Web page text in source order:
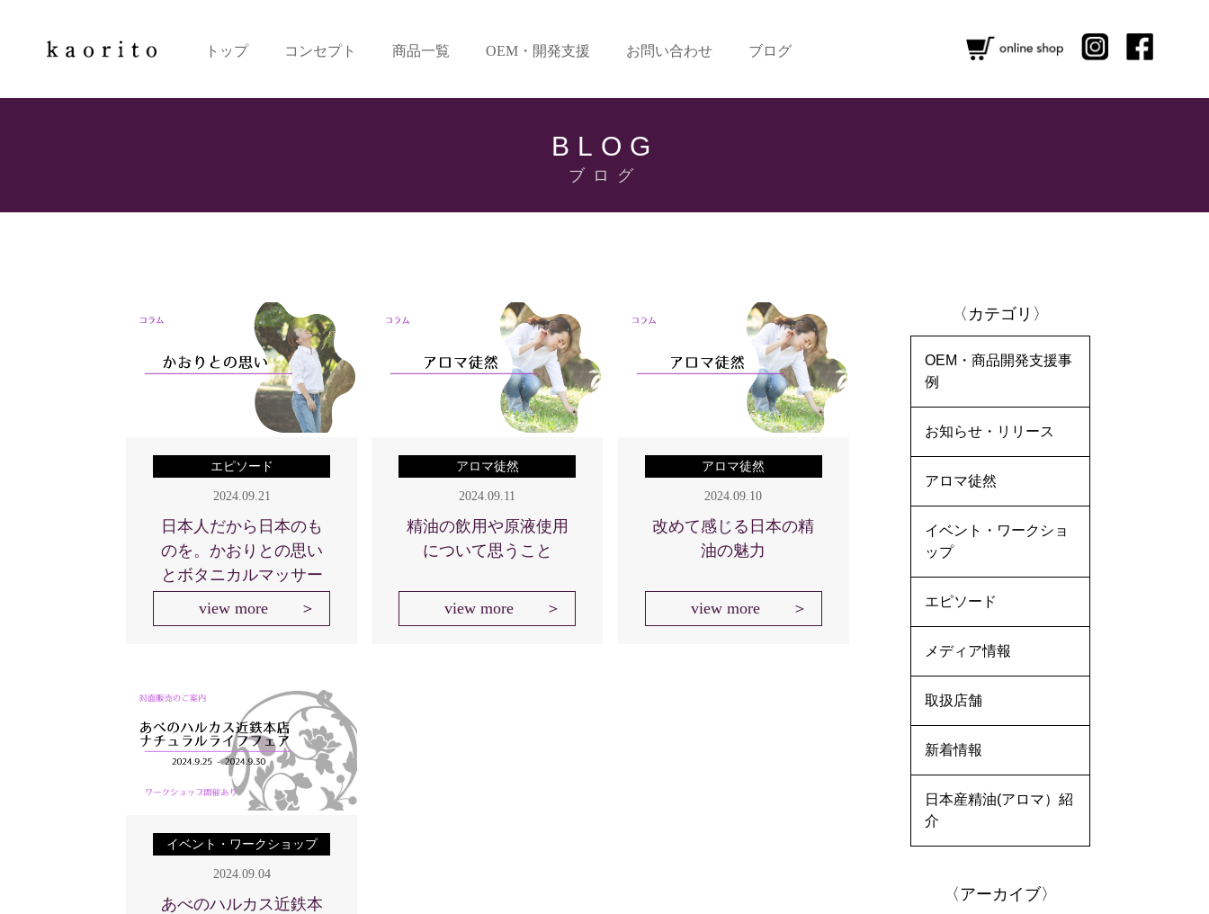
トップ コンセプト 商品一覧 OEM・開発支援 お問い合わせ ブログ
BLOG
ブログ
エピソード
2024.09.21
日本人だから日本のも
のを。かおりとの思い
とボタニカルマッサー
ジオイル
view more
アロマ徒然
2024.09.11
精油の飲用や原液使用
について思うこと
view more
アロマ徒然
2024.09.10
改めて感じる日本の精
油の魅力
view more
イベント・ワークショップ
2024.09.04
あべのハルカス近鉄本
〈カテゴリ〉
OEM・商品開発支援事
例
お知らせ・リリース
アロマ徒然
イベント・ワークショ
ップ
エピソード
メディア情報
取扱店舗
新着情報
日本産精油(アロマ）紹
介
〈アーカイブ〉